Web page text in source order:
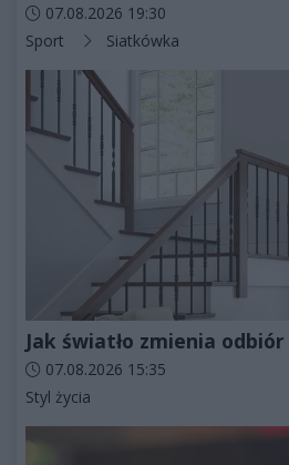
Data dodania artykułu:
07.08.2026 19:30
Kategorie artykułu:
Sport Siatkówka
Jak światło zmienia
Data dodania artykułu:
07.08.2026 15:35
Kategorie artykułu:
Styl życia